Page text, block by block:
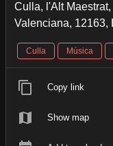
Culla, l'Alt
Valenciana, 12163,
Culla Música
Copy link
Show map